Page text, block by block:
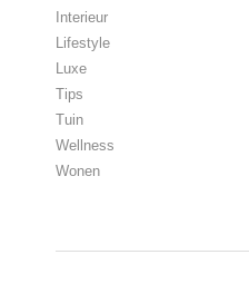
Interieur
Lifestyle
Luxe
Tips
Tuin
Wellness
Wonen